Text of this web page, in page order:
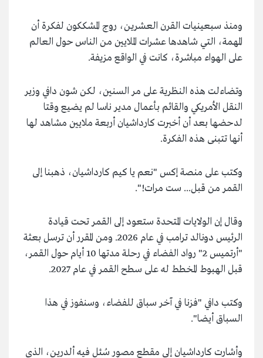
ومنذ سبعينيات القرن العشرين، روج المشككون لفكرة أن
المهمة، التي شاهدها عشرات الملايين من الناس حول العالم
على الهواء مباشرة، كانت في الواقع مزيفة.
وتضاءلت هذه النظرية على مر السنين، لكن شون دافي وزير
النقل الأمريكي والقائم بأعمال مدير ناسا لم يضيع وقتا
لدحضها بعد أن أخبرت كارداشيان أربعة ملايين مشاهد لها
أنها تتبنى هذه الفكرة.
وكتب على منصة إكس "نعم يا كيم كارداشيان، ذهبنا إلى
القمر من قبل... ست مرات!".
وقال إن الولايات المتحدة ستعود إلى القمر تحت قيادة
الرئيس دونالد ترامب في عام 2026. ومن المقرر أن ترسل بعثة
"أرتميس 2" رواد الفضاء في رحلة مدتها 10 أيام حول القمر،
قبل الهبوط المخطط له على سطح القمر في عام 2027.
وكتب دافي "فزنا في آخر سباق للفضاء، وسنفوز في هذا
السباق أيضا".
وأشارت كارداشيان إلى مقطع مصور سُئل فيه ألدرين، الذي